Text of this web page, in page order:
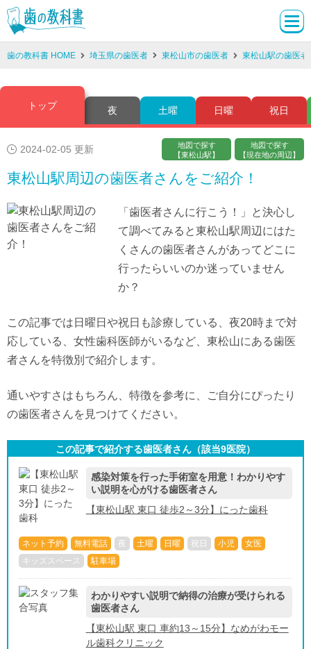
歯の教科書 HOME 埼玉県の歯医者 東松山市の歯医者 東松山駅の歯医者
トップ 夜 土曜 日曜 祝日
2024-02-05 更新
地図で探す
【東松山駅】
地図で探す
【現在地の周辺】
東松山駅周辺の歯医者さんをご紹介！
「歯医者さんに行こう！」と決心し
て調べてみると東松山駅周辺にはた
くさんの歯医者さんがあってどこに
行ったらいいのか迷っていません
か？
この記事では日曜日や祝日も診療している、夜20時まで対
応している、女性歯科医師がいるなど、東松山にある歯医
者さんを特徴別で紹介します。
通いやすさはもちろん、特徴を参考に、ご自分にぴったり
の歯医者さんを見つけてください。
この記事で紹介する歯医者さん（該当9医院）
感染対策を行った手術室を用意！わかりやす
い説明を心がける歯医者さん
【東松山駅 東口 徒歩2～3分】にった歯科
ネット予約 無料電話 夜 土曜 日曜 祝日 小児
女医
キッズスペース
駐車場
わかりやすい説明で納得の治療が受けられる
歯医者さん
【東松山駅 東口 車約13～15分】なめがわモー
ル歯科クリニック